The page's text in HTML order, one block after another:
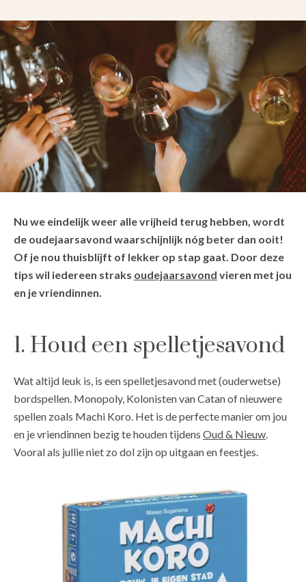
Nu we eindelijk weer alle vrijheid terug hebben, wordt
de oudejaarsavond waarschijnlijk nóg beter dan ooit!
Of je nou thuisblijft of lekker op stap gaat. Door deze
tips wil iedereen straks oudejaarsavond vieren met jou
en je vriendinnen.
1. Houd een spelletjesavond
Wat altijd leuk is, is een spelletjesavond met (ouderwetse)
bordspellen. Monopoly, Kolonisten van Catan of nieuwere
spellen zoals Machi Koro. Het is de perfecte manier om jou
en je vriendinnen bezig te houden tijdens Oud & Nieuw.
Vooral als jullie niet zo dol zijn op uitgaan en feestjes.